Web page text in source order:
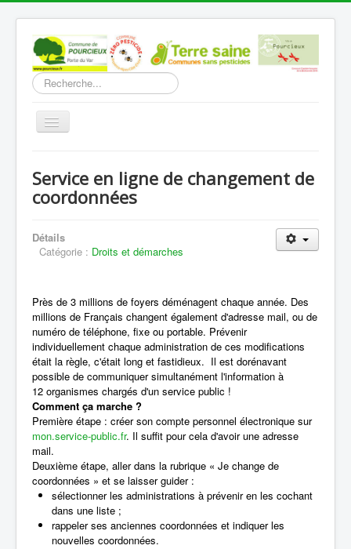
Rechercher
Basculer
Découverte
Vie locale
Vous êtes ici : Accueil
Infos pratiques
Droits et démarches
Service en ligne de changement de coordonnées
Service en ligne de changement de
coordonnées
Détails
Catégorie : Droits et démarches
Près de 3 millions de foyers déménagent chaque année. Des
millions de Français changent également d'adresse mail, ou de
numéro de téléphone, fixe ou portable. Prévenir
individuellement chaque administration de ces modifications
était la règle, c'était long et fastidieux. Il est dorénavant
possible de communiquer simultanément l'information à
12 organismes chargés d'un service public !
Comment ça marche ?
Première étape : créer son compte personnel électronique sur
mon.service-public.fr. Il suffit pour cela d'avoir une adresse
mail.
Deuxième étape, aller dans la rubrique « Je change de
coordonnées » et se laisser guider :
sélectionner les administrations à prévenir en les cochant
dans une liste ;
rappeler ses anciennes coordonnées et indiquer les
nouvelles coordonnées.